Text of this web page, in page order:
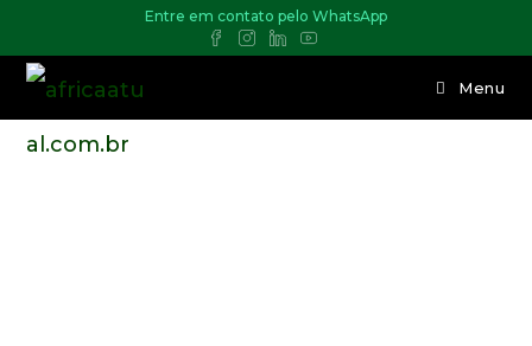
Entre em contato pelo WhatsApp
Menu